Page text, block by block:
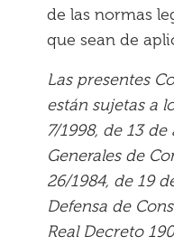
de las normas
que sean de
Las presentes
están sujetas a
7/1998, de 13
Generales de
26/1984, de 19
Defensa de
Real Decreto